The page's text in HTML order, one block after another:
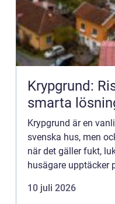
Krypgrund:
smarta
Krypgrund är en
svenska hus, men
när det gäller fukt,
husägare upptäcker
10 juli 2026